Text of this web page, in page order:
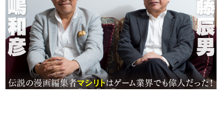
日本モバイルゲーム産業史
日本のモバイルゲーム史における主要なトピック・タイト
ルを網羅するほか、開発者へのインタビューや識者による
解説を掲載。約20年の歴史が一望できる決定版！
若ゲのいたり〜ゲームクリエイターの青春〜
『うつヌケ』『ペンと箸』等で知られるマンガ家・田中圭
一先生によるゲーム業界レポートマンガです。
なんでゲームは面白い？